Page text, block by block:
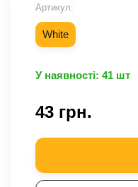
Артикул:
White
У наявності: 41 шт
43 грн.